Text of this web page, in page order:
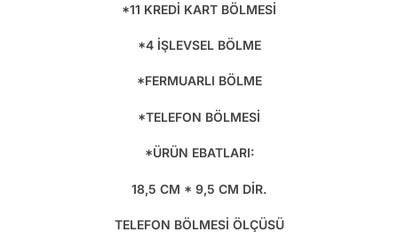
*11 KREDİ KART BÖLMESİ
*4 İŞLEVSEL BÖLME
*FERMUARLI BÖLME
*TELEFON BÖLMESİ
*ÜRÜN EBATLARI:
18,5 CM * 9,5 CM DİR.
TELEFON BÖLMESİ ÖLÇÜSÜ